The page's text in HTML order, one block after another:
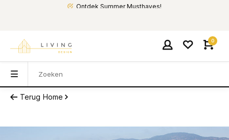
Ontdek Summer Musthaves!
0
Terug Home